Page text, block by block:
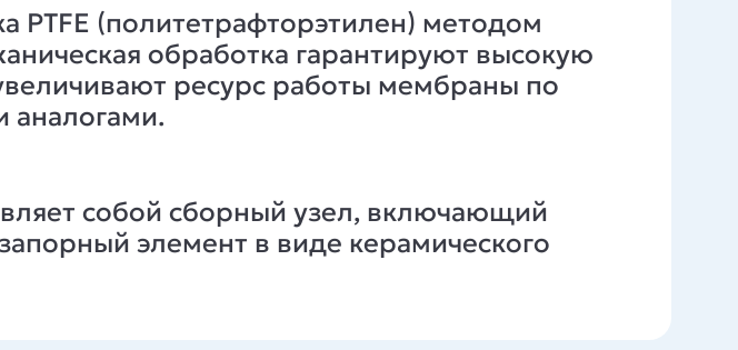
PTFE (политетрафторэтилен) методом
обработка гарантируют высокую
ресурс работы мембраны по
собой сборный узел, включающий
элемент в виде керамического